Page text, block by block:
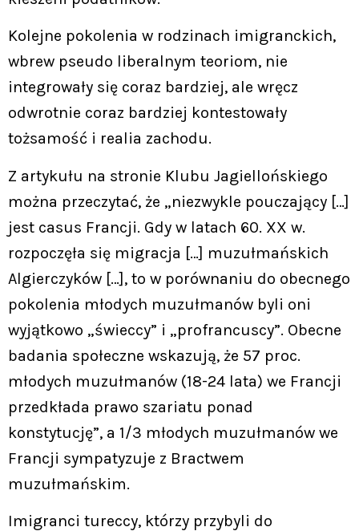
Kolejne pokolenia w rodzinach imigranckich,
wbrew pseudo liberalnym teoriom, nie
integrowały się coraz bardziej, ale wręcz
odwrotnie coraz bardziej kontestowały
tożsamość i realia zachodu.
Z artykułu na stronie Klubu Jagiellońskiego
można przeczytać, że „niezwykle pouczający […]
jest casus Francji. Gdy w latach 60. XX w.
rozpoczęła się migracja […] muzułmańskich
Algierczyków […], to w porównaniu do obecnego
pokolenia młodych muzułmanów byli oni
wyjątkowo „świeccy” i „profrancuscy”. Obecne
badania społeczne wskazują, że 57 proc.
młodych muzułmanów (18-24 lata) we Francji
przedkłada prawo szariatu ponad
konstytucję”, a 1/3 młodych muzułmanów we
Francji sympatyzuje z Bractwem
muzułmańskim.
Imigranci tureccy, którzy przybyli do